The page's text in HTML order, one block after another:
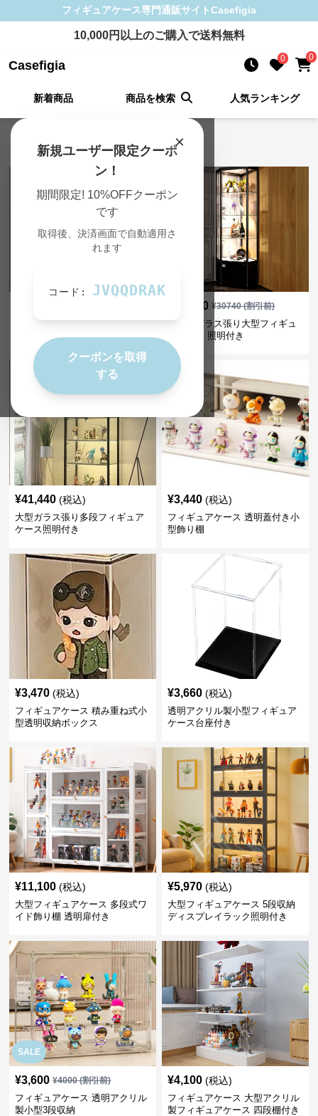
フィギュアケース専門通販サイトCasefigia
10,000円以上のご購入で送料無料
Casefigia 0 0
新着商品 商品を検索 人気ランキング
×
新規ユーザー限定クーポ
ン！
期間限定! 10%OFFクーポン
です
取得後、決済画面で自動適用さ
れます
コード: JVQQDRAK
クーポンを取得
する
フィギュアケース 新着アイテム
大型ガラス扉付き照明内蔵フィ
ギュアケース飾り棚
27,660 ¥30740(割引前)
六角形ガラス張り大型フィギュ
アケース 照明付き
¥41,440 (税込)
大型ガラス張り多段フィギュア
ケース照明付き
¥3,440 (税込)
フィギュアケース 透明蓋付き小
型飾り棚
¥3,470 (税込)
フィギュアケース 積み重ね式小
型透明収納ボックス
¥3,660 (税込)
透明アクリル製小型フィギュア
ケース台座付き
¥11,100 (税込)
大型フィギュアケース 多段式ワ
イド飾り棚 透明扉付き
¥5,970 (税込)
大型フィギュアケース 5段収納
ディスプレイラック照明付き
SALE
¥3,600 ¥4000(割引前)
フィギュアケース 透明アクリル
製小型3段収納
¥4,100 (税込)
フィギュアケース 大型アクリル
製フィギュアケース 四段棚付き